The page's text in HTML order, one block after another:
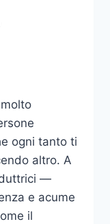
ogni tanto ti
altro. A
—
e acume
il